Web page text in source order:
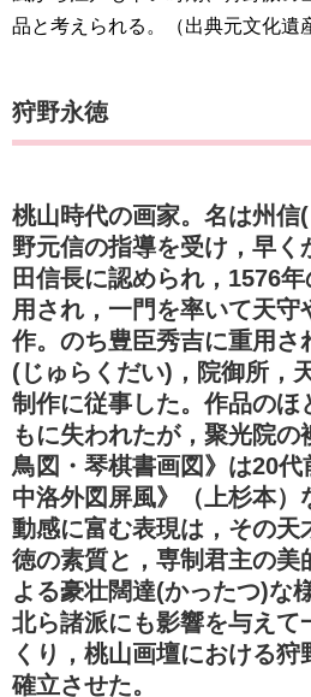
品と考えられる。（出典元文化遺
狩野永徳
桃山時代の画家。名は州信
野元信の指導を受け，早く
田信長に認められ，1576
用され，一門を率いて天守
作。のち豊臣秀吉に重用さ
(じゅらくだい)，院御所，
制作に従事した。作品のほ
もに失われたが，聚光院
鳥図・琴棋書画図》は20
中洛外図屏風》（上杉本）
動感に富む表現は，その天
徳の素質と，専制君主の美
よる豪壮闊達(かったつ)な
北ら諸派にも影響を与えて
くり，桃山画壇における
確立させた。